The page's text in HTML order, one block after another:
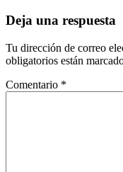
Deja una respuesta
Tu dirección de correo
obligatorios están
Comentario *